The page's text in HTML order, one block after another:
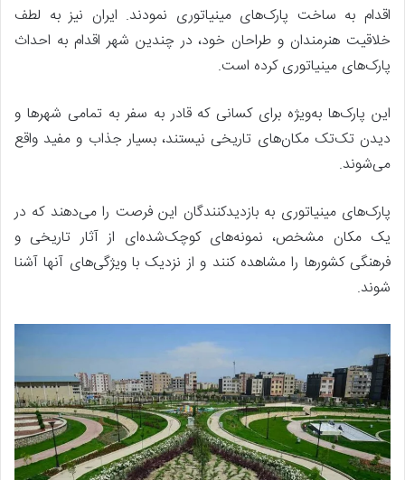
اقدام به ساخت پارک‌های مینیاتوری نمودند. ایران نیز به لطف
خلاقیت هنرمندان و طراحان خود، در چندین شهر اقدام به احداث
پارک‌های مینیاتوری کرده است.
این پارک‌ها به‌ویژه برای کسانی که قادر به سفر به تمامی شهرها و
دیدن تک‌تک مکان‌های تاریخی نیستند، بسیار جذاب و مفید واقع
می‌شوند.
پارک‌های مینیاتوری به بازدیدکنندگان این فرصت را می‌دهند که در
یک مکان مشخص، نمونه‌های کوچک‌شده‌ای از آثار تاریخی و
فرهنگی کشورها را مشاهده کنند و از نزدیک با ویژگی‌های آنها آشنا
شوند.